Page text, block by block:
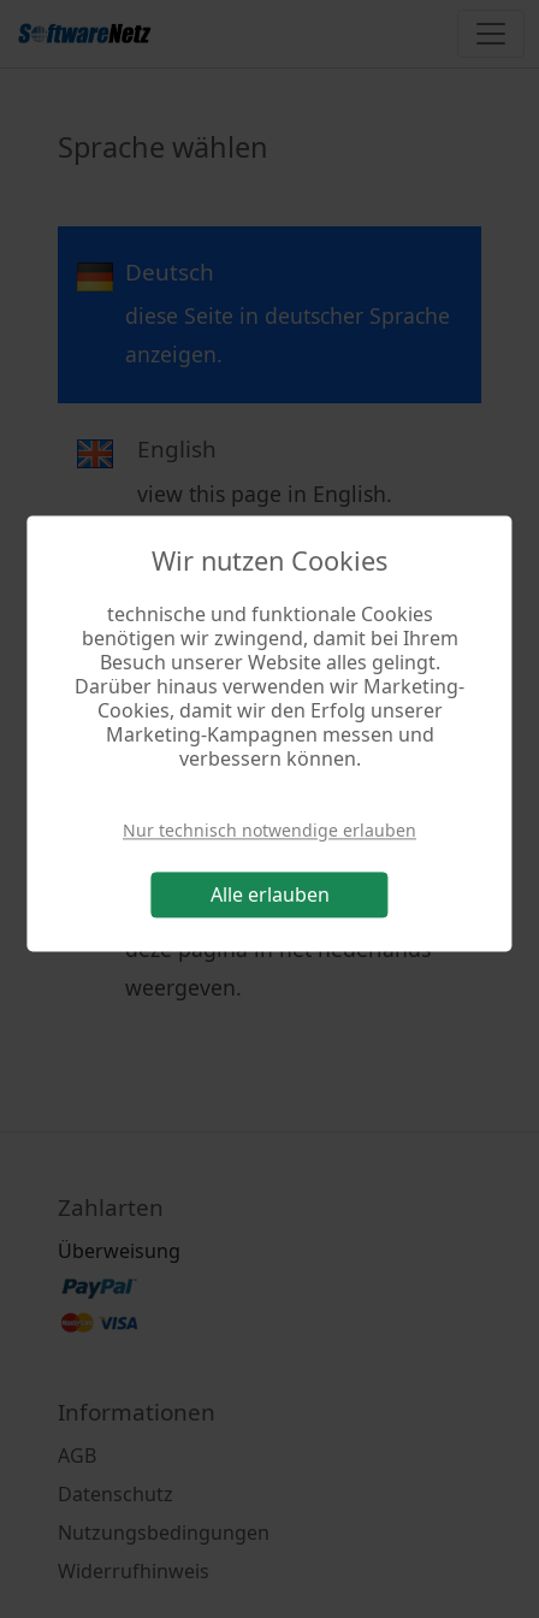
Wir nutzen Cookies
technische und funktionale Cookies
benötigen wir zwingend, damit bei Ihrem
Besuch unserer Website alles gelingt.
Darüber hinaus verwenden wir Marketing-
Cookies, damit wir den Erfolg unserer
Marketing-Kampagnen messen und
verbessern können.
Nur technisch notwendige erlauben
Alle erlauben
Sprache wählen
Deutsch
diese Seite in deutscher Sprache
anzeigen.
English
view this page in English.
mostrar esta página en el
idioma español.
Francais
Nederlands
deze pagina in het nederlands
weergeven.
Zahlarten
Überweisung
Informationen
AGB
Datenschutz
Nutzungsbedingungen
Widerrufhinweis